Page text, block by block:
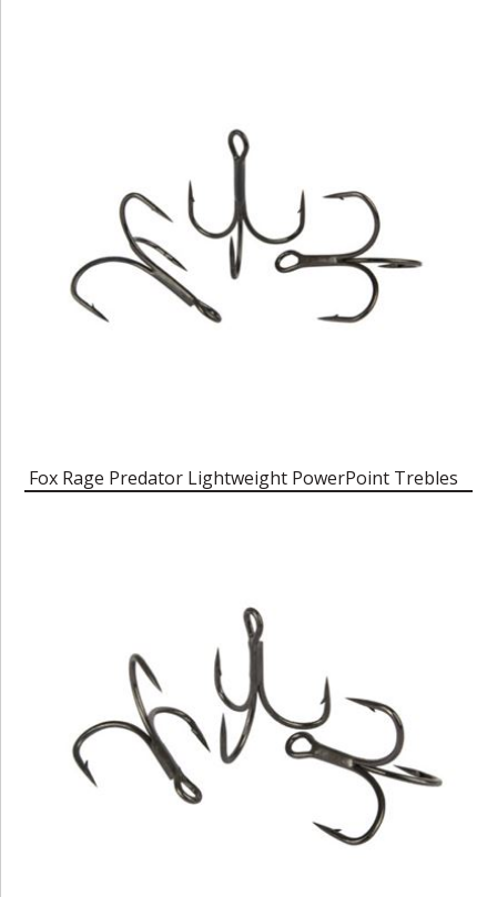
Fox Rage Predator Lightweight PowerPoint Trebles